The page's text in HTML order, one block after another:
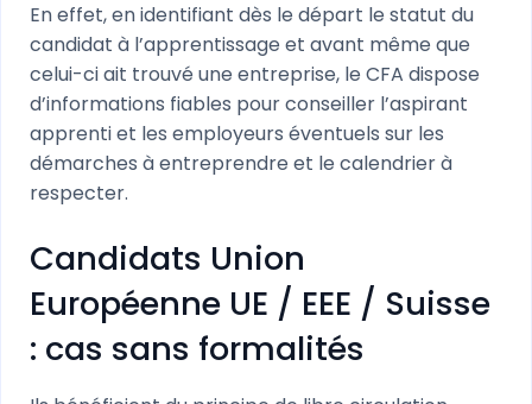
En effet, en identifiant dès le départ le statut du
candidat à l’apprentissage et avant même que
celui-ci ait trouvé une entreprise, le CFA dispose
d’informations fiables pour conseiller l’aspirant
apprenti et les employeurs éventuels sur les
démarches à entreprendre et le calendrier à
respecter.
Candidats Union
Européenne UE / EEE / Suisse
: cas sans formalités